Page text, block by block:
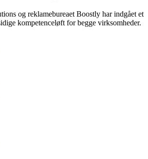
og reklamebureaet Boostly har indgået et
kompetenceløft for begge virksomheder.